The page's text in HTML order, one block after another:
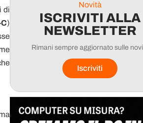
di
)
Novità
ISCRIVITI ALLA
NEWSLETTER
Rimani sempre aggiornato sulle
Iscriviti